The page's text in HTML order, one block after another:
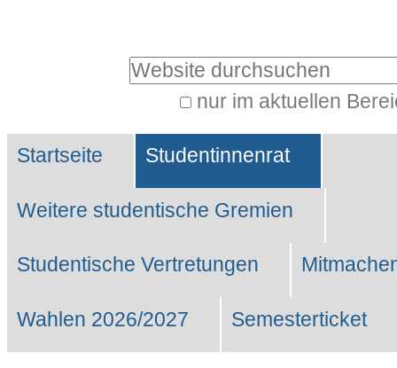
Website durchsuchen
nur im aktuellen
Suche…
Sektionen
Startseite Studentinnenrat
Weitere studentische Gremien
Studentische Vertretungen
Wahlen 2026/2027 Semesterticket